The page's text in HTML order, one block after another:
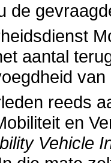
de
aantal
reeds
en
Vehicle